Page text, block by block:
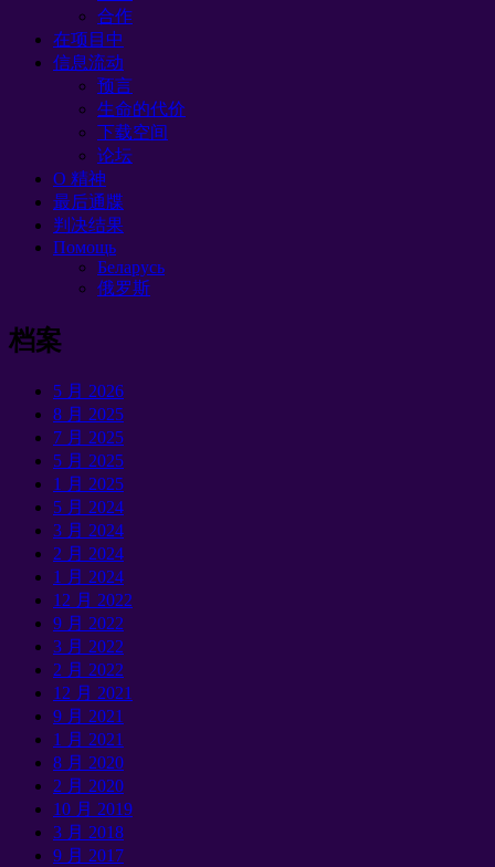
合作
在项目中
信息流动
预言
生命的代价
下载空间
论坛
O 精神
最后通牒
判决结果
Помощь
Беларусь
俄罗斯
档案
5 月 2026
8 月 2025
7 月 2025
5 月 2025
1 月 2025
5 月 2024
3 月 2024
2 月 2024
1 月 2024
12 月 2022
9 月 2022
3 月 2022
2 月 2022
12 月 2021
9 月 2021
1 月 2021
8 月 2020
2 月 2020
10 月 2019
3 月 2018
9 月 2017